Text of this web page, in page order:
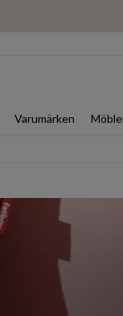
Varumärken